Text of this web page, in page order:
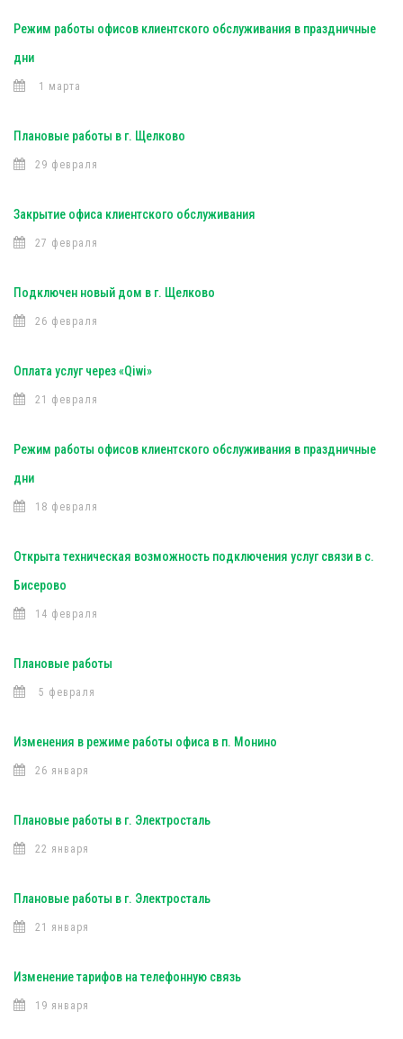
Режим работы офисов клиентского обслуживания в праздничные
дни
1 марта
Плановые работы в г. Щелково
29 февраля
Закрытие офиса клиентского обслуживания
27 февраля
Подключен новый дом в г. Щелково
26 февраля
Оплата услуг через «Qiwi»
21 февраля
Режим работы офисов клиентского обслуживания в праздничные
дни
18 февраля
Открыта техническая возможность подключения услуг связи в с.
Бисерово
14 февраля
Плановые работы
5 февраля
Изменения в режиме работы офиса в п. Монино
26 января
Плановые работы в г. Электросталь
22 января
Плановые работы в г. Электросталь
21 января
Изменение тарифов на телефонную связь
19 января